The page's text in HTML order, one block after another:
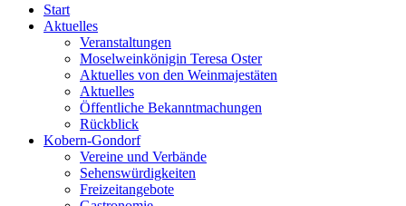
Start
Aktuelles
Veranstaltungen
Moselweinkönigin Teresa Oster
Aktuelles von den Weinmajestäten
Aktuelles
Öffentliche Bekanntmachungen
Rückblick
Kobern-Gondorf
Vereine und Verbände
Sehenswürdigkeiten
Freizeitangebote